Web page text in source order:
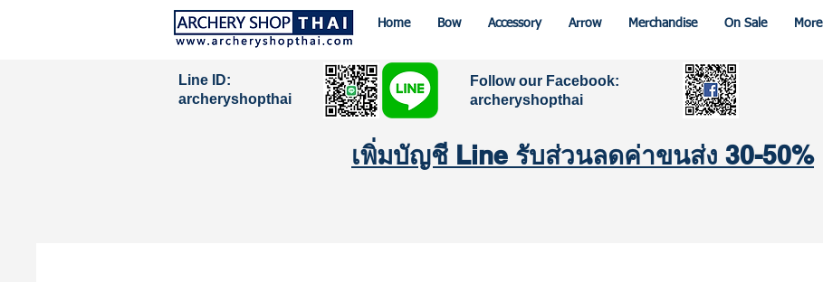
Home Bow Accessory Arrow Merchandise On Sale More
Line ID:
archeryshopthai
Follow our Facebook:
archeryshopthai
เพิ่มบัญชี Line รับส่วนลดค่าขนส่ง 30-50%